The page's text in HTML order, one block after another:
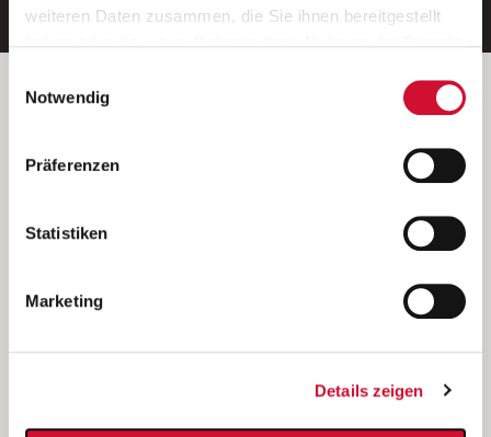
weiteren Daten zusammen, die Sie ihnen bereitgestellt
Wenn Sie auf „Cookies zulassen“ klicken, so stimmen
Sie der Speicherung sämtlicher Cookies zu. Sie können
Ihre Einwilligung selbstverständlich jederzeit widerrufen,
indem Sie die Cookie-Einstellungen aufrufen und diese
unsererDatenschutzerklärung
Notwendig
Präferenzen
Statistiken
Marketing
Details zeigen
Betreiber der Webseite
Kantstraße 45a
(Ein Tochterunternehmen des AWO Bezirksverbandes Unterfranken
e.V.)